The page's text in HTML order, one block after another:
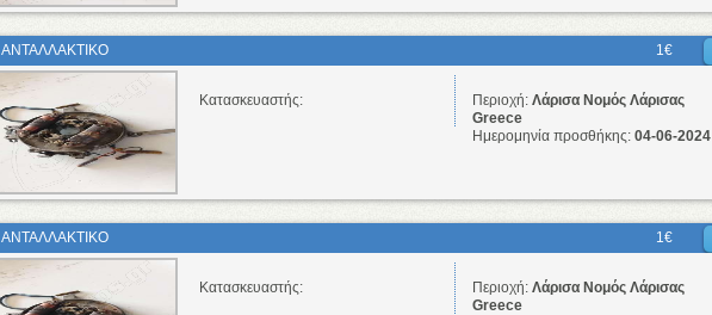
ΑΝΤΑΛΛΑΚΤΙΚΟ 1€
Κατασκευαστής: Περιοχή: Λάρισα Νομός Λάρισας
Greece
Ημερομηνία προσθήκης: 04-06-2024
ΑΝΤΑΛΛΑΚΤΙΚΟ 1€
Κατασκευαστής: Περιοχή: Λάρισα Νομός Λάρισας
Greece